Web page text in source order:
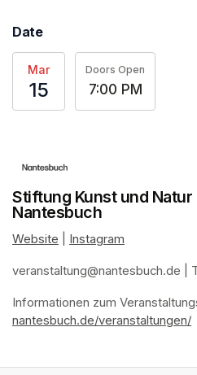
Date
Mar
15
Doors Open
7:00 PM
Stiftung Kunst und Natur
Nantesbuch
Website (opens in a new tab)
Instagram
veranstaltung@nantesbuch.de |
Informationen zum
nantesbuch.de/veranstaltungen/